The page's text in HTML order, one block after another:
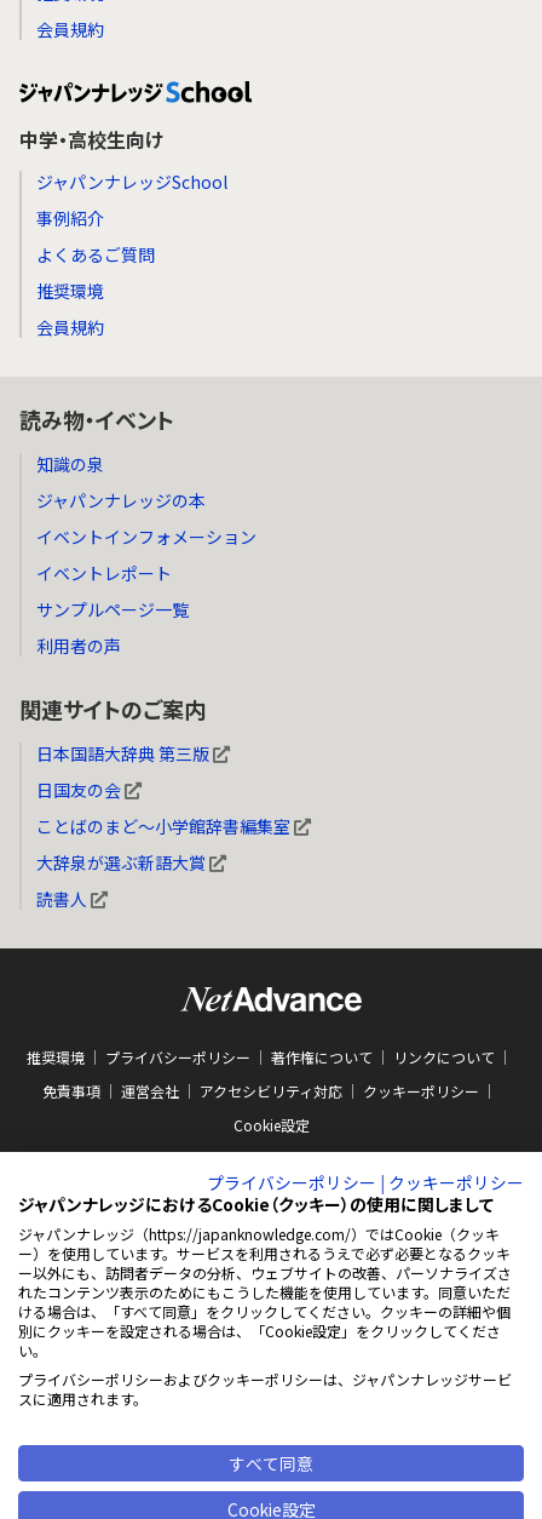
会員規約
中学・高校生向け
ジャパンナレッジSchool
事例紹介
よくあるご質問
推奨環境
会員規約
読み物・イベント
知識の泉
ジャパンナレッジの本
イベントインフォメーション
イベントレポート
サンプルページ一覧
利用者の声
関連サイトのご案内
日本国語大辞典 第三版
日国友の会
ことばのまど～小学館辞書編集室
大辞泉が選ぶ新語大賞
読書人
推奨環境 プライバシーポリシー 著作権について
リンクについて
免責事項
運営会社 アクセシビリティ対応
クッキーポリシー
Cookie設定
ABJマークは、この電子書店・電子書籍配信サービスが、著作権者からコンテン
ツ使用許諾を得た正規版配信サービスであることを示す商標（登録番号 第
10981000号）です。ABJマークの詳細、ABJマークを掲示しているサービスの一
覧はこちらをご覧ください。
AEBS 電子出版制作・流通協議会
https://aebs.or.jp/
新
い
ウ
開
© 2001-2026 NetAdvance Inc. All rights reserved.
プライバシーポリシー | クッキーポリシー
ジャパンナレッジにおけるCookie（クッキー）の使用に関しまして
ジャパンナレッジ（https://japanknowledge.com/）ではCookie（クッキ
ー）を使用しています。サービスを利用されるうえで必ず必要となるクッキ
ー以外にも、訪問者データの分析、ウェブサイトの改善、パーソナライズさ
れたコンテンツ表示のためにもこうした機能を使用しています。同意いただ
ける場合は、「すべて同意」をクリックしてください。クッキーの詳細や個
別にクッキーを設定される場合は、「Cookie設定」をクリックしてくださ
い。
プライバシーポリシーおよびクッキーポリシーは、ジャパンナレッジサービ
スに適用されます。
すべて同意
Cookie設定